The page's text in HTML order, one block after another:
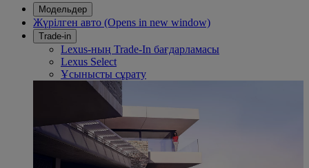
Модельдер
Жүрілген авто (Opens in new window)
Trade-in
Lexus-ның Trade-In бағдарламасы
Lexus Select
Ұсынысты сұрату